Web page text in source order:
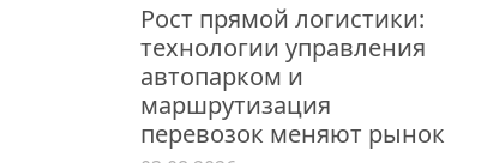
Рост прямой логистики:
технологии управления
автопарком и
маршрутизация
перевозок меняют рынок